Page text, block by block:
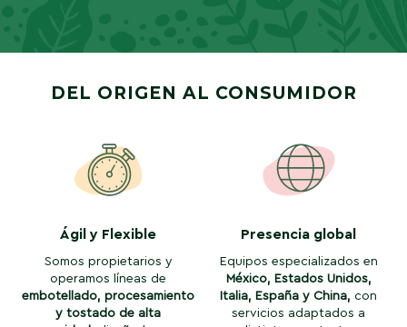
DEL ORIGEN AL CONSUMIDOR
Ágil y Flexible
Somos propietarios y
operamos líneas de
embotellado, procesamiento
y tostado de alta
Presencia global
Equipos especializados en
México, Estados Unidos,
Italia, España y China, con
servicios adaptados a